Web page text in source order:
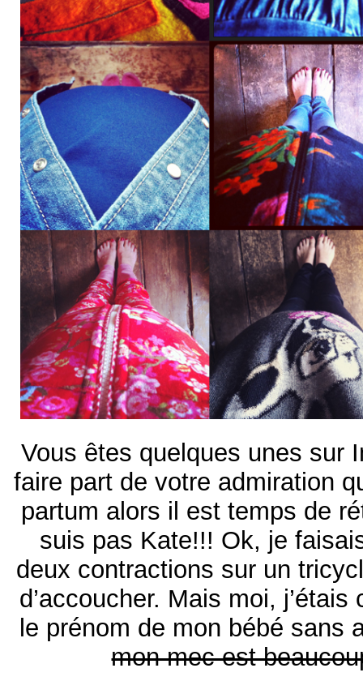
Vous êtes quelques unes sur
faire part de votre admiration
partum alors il est temps de
suis pas Kate!!! Ok, je
deux contractions sur un
d’accoucher. Mais moi,
le prénom de mon bébé sans
mon mec est